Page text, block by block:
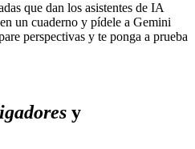
que dan los asistentes de IA
un cuaderno y pídele a Gemini
perspectivas y te ponga a prueba
y